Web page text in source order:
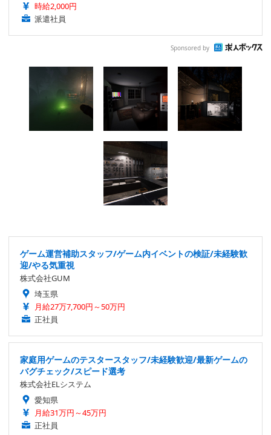
時給2,000円
派遣社員
Sponsored by
ゲーム運営補助スタッフ/ゲーム内イベントの検証/未経験歓
迎/やる気重視
株式会社GUM
埼玉県
月給27万7,700円～50万円
正社員
家庭用ゲームのテスタースタッフ/未経験歓迎/最新ゲームの
バグチェック/スピード選考
株式会社ELシステム
愛知県
月給31万円～45万円
正社員